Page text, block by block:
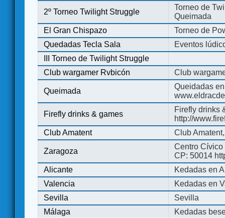
2º Torneo Twilight Struggle
Torneo de
Queimada
El Gran Chispazo
Torneo de
Quedadas Tecla Sala
Eventos
III Torneo de Twilight Struggle
Club wargamer Rvbicón
Club
Queimada
Queidadas
Firefly drinks & games
Firefly drinks
http://
Club Amatent
Club
Zaragoza
Centro Cívico
CP: 50014
Alicante
Kedadas en
Valencia
Kedadas en
Sevilla
Sevilla
Málaga
Kedadas